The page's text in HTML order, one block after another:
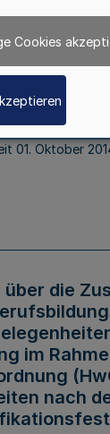
die
01. Oktober
die
im
nach
Cookies